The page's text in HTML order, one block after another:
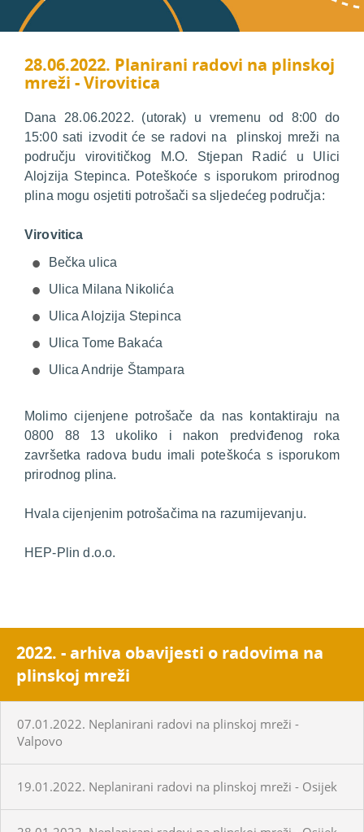
28.06.2022. Planirani radovi na plinskoj
mreži - Virovitica
Dana 28.06.2022. (utorak) u vremenu od 8:00 do
15:00 sati izvodit će se radovi na plinskoj mreži na
području virovitičkog M.O. Stjepan Radić u Ulici
Alojzija Stepinca. Poteškoće s isporukom prirodnog
plina mogu osjetiti potrošači sa sljedećeg područja:
Virovitica
Bečka ulica
Ulica Milana Nikolića
Ulica Alojzija Stepinca
Ulica Tome Bakaća
Ulica Andrije Štampara
Molimo cijenjene potrošače da nas kontaktiraju na
0800 88 13 ukoliko i nakon predviđenog roka
završetka radova budu imali poteškoća s isporukom
prirodnog plina.
Hvala cijenjenim potrošačima na razumijevanju.
HEP-Plin d.o.o.
2022. - arhiva obavijesti o radovima na
plinskoj mreži
07.01.2022. Neplanirani radovi na plinskoj mreži -
Valpovo
19.01.2022. Neplanirani radovi na plinskoj mreži - Osijek